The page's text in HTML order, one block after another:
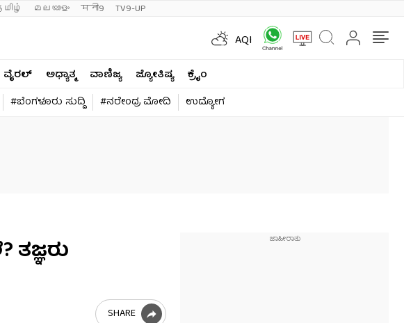
മലയാളം मनी9 TV9-UP
AQI
ವೈರಲ್​ ಅಧ್ಯಾತ್ಮ ವಾಣಿಜ್ಯ ಜ್ಯೋತಿಷ್ಯ
ಕ್ರೈಂ
#ಬೆಂಗಳೂರು ಸುದ್ದಿ #ನರೇಂದ್ರ ಮೋದಿ ಉದ್ಯೋಗ
SHARE